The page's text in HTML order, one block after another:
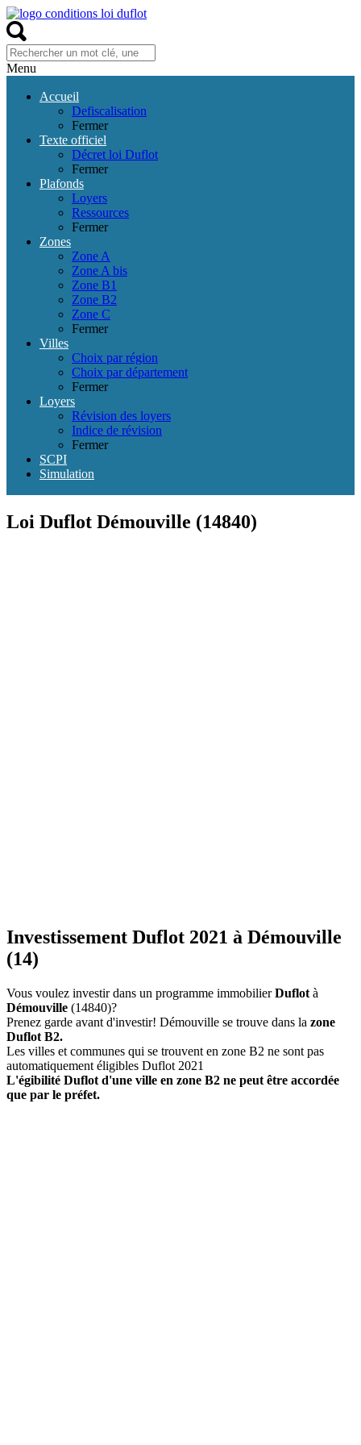
Menu
Accueil
Defiscalisation
Fermer
Texte officiel
Décret loi Duflot
Fermer
Plafonds
Loyers
Ressources
Fermer
Zones
Zone A
Zone A bis
Zone B1
Zone B2
Zone C
Fermer
Villes
Choix par région
Choix par département
Fermer
Loyers
Révision des loyers
Indice de révision
Fermer
SCPI
Simulation
Loi Duflot Démouville (14840)
Investissement Duflot 2021 à Démouville
(14)
Vous voulez investir dans un programme immobilierDuflot à
Démouville (14840)?
Prenez garde avant d'investir! Démouville se trouve dans la zone
Duflot B2.
Les villes et communes qui se trouvent en zone B2 ne sont pas
automatiquement éligibles Duflot 2021
L'égibilité Duflot d'une ville en zone B2 ne peut être accordée
que par le préfet.